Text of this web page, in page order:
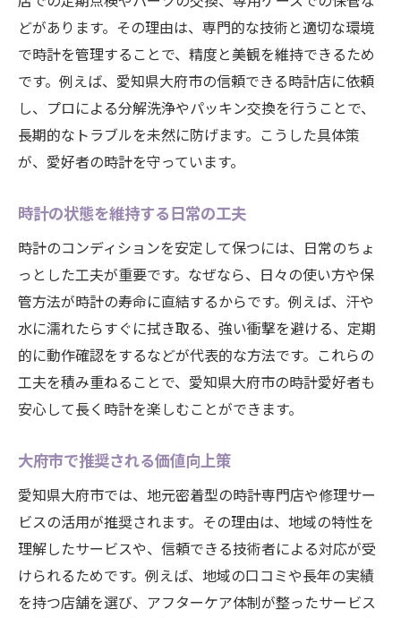
どがあります。その理由は、専門的な技術と適切な環境
で時計を管理することで、精度と美観を維持できるため
です。例えば、愛知県大府市の信頼できる時計店に依頼
し、プロによる分解洗浄やパッキン交換を行うことで、
長期的なトラブルを未然に防げます。こうした具体策
が、愛好者の時計を守っています。
時計の状態を維持する日常の工夫
時計のコンディションを安定して保つには、日常のちょ
っとした工夫が重要です。なぜなら、日々の使い方や保
管方法が時計の寿命に直結するからです。例えば、汗や
水に濡れたらすぐに拭き取る、強い衝撃を避ける、定期
的に動作確認をするなどが代表的な方法です。これらの
工夫を積み重ねることで、愛知県大府市の時計愛好者も
安心して長く時計を楽しむことができます。
大府市で推奨される価値向上策
愛知県大府市では、地元密着型の時計専門店や修理サー
ビスの活用が推奨されます。その理由は、地域の特性を
理解したサービスや、信頼できる技術者による対応が受
けられるためです。例えば、地域の口コミや長年の実績
を持つ店舗を選び、アフターケア体制が整ったサービス